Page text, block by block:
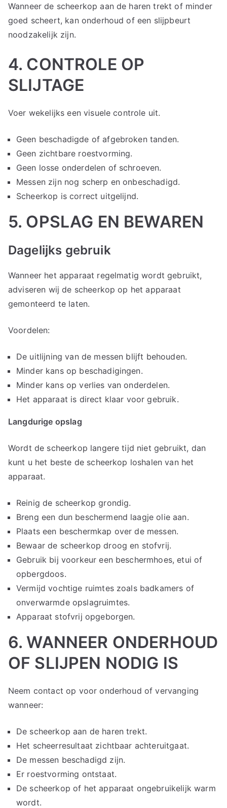
Wanneer de scheerkop aan de haren trekt of minder
goed scheert, kan onderhoud of een slijpbeurt
noodzakelijk zijn.
4. CONTROLE OP
SLIJTAGE
Voer wekelijks een visuele controle uit.
Geen beschadigde of afgebroken tanden.
Geen zichtbare roestvorming.
Geen losse onderdelen of schroeven.
Messen zijn nog scherp en onbeschadigd.
Scheerkop is correct uitgelijnd.
5. OPSLAG EN BEWAREN
Dagelijks gebruik
Wanneer het apparaat regelmatig wordt gebruikt,
adviseren wij de scheerkop op het apparaat
gemonteerd te laten.
Voordelen:
De uitlijning van de messen blijft behouden.
Minder kans op beschadigingen.
Minder kans op verlies van onderdelen.
Het apparaat is direct klaar voor gebruik.
Langdurige opslag
Wordt de scheerkop langere tijd niet gebruikt, dan
kunt u het beste de scheerkop loshalen van het
apparaat.
Reinig de scheerkop grondig.
Breng een dun beschermend laagje olie aan.
Plaats een beschermkap over de messen.
Bewaar de scheerkop droog en stofvrij.
Gebruik bij voorkeur een beschermhoes, etui of
opbergdoos.
Vermijd vochtige ruimtes zoals badkamers of
onverwarmde opslagruimtes.
Apparaat stofvrij opgeborgen.
6. WANNEER ONDERHOUD
OF SLIJPEN NODIG IS
Neem contact op voor onderhoud of vervanging
wanneer:
De scheerkop aan de haren trekt.
Het scheerresultaat zichtbaar achteruitgaat.
De messen beschadigd zijn.
Er roestvorming ontstaat.
De scheerkop of het apparaat ongebruikelijk warm
wordt.